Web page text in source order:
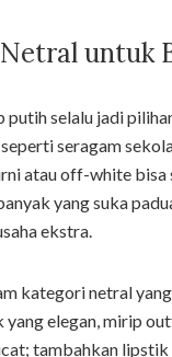
untuk
selalu jadi
seragam
atau off-white
yang suka
ekstra.
kategori netral
elegan, mirip
tambahkan lipstik